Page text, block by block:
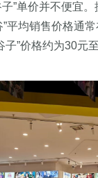
”单价并不便宜
平均销售价格通
子”价格约为30元